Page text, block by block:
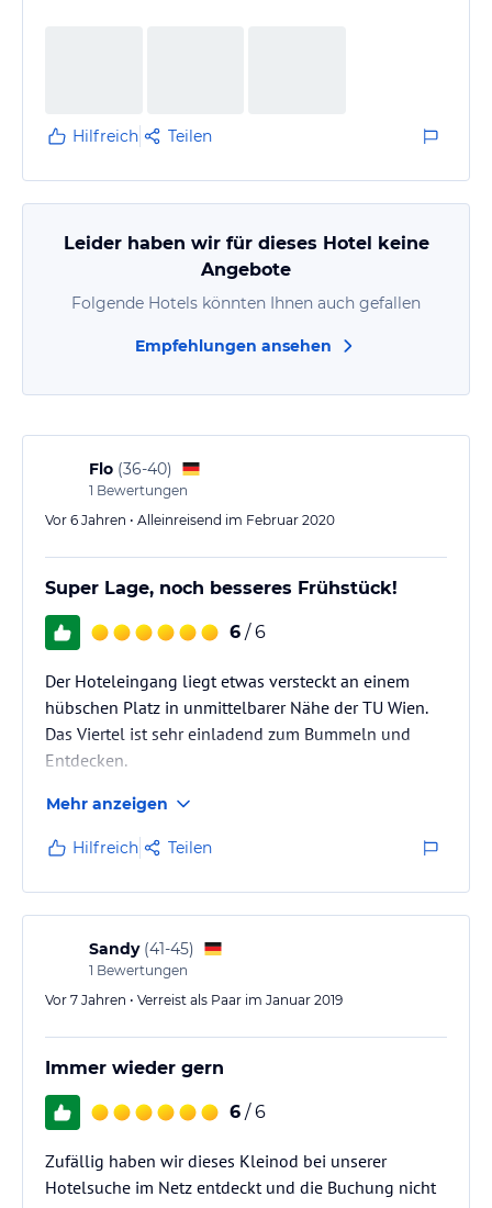
Hilfreich Teilen
Leider haben wir für dieses Hotel keine
Angebote
Folgende Hotels könnten Ihnen auch gefallen
Empfehlungen ansehen
Flo (36-40)
1 Bewertungen
Vor 6 Jahren • Alleinreisend im Februar 2020
Super Lage, noch besseres Frühstück!
6 / 6
Der Hoteleingang liegt etwas versteckt an einem
hübschen Platz in unmittelbarer Nähe der TU Wien.
Das Viertel ist sehr einladend zum Bummeln und
Entdecken.
Mehr anzeigen
Hilfreich Teilen
Sandy (41-45)
1 Bewertungen
Vor 7 Jahren • Verreist als Paar im Januar 2019
Immer wieder gern
6 / 6
Zufällig haben wir dieses Kleinod bei unserer
Hotelsuche im Netz entdeckt und die Buchung nicht